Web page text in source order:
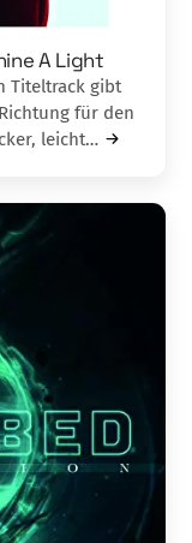
A Light
Titel­track gibt
für den
leicht…